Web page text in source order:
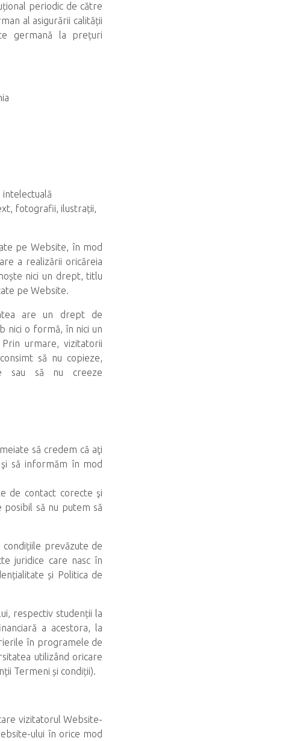
periodic de către
al asigurării calității
germană la prețuri
fotografii, ilustrații,
pe Website, în mod
a realizării oricăreia
nici un drept, titlu
pe Website.
are un drept de
nici o formă, în nici un
urmare, vizitatorii
să nu copieze,
sau să nu creeze
să credem că aţi
să informăm în mod
de contact corecte şi
să nu putem să
prevăzute de
juridice care nasc în
și Politica de
respectiv studenții la
a acestora, la
în programele de
utilizând oricare
Termeni și condiții).
vizitatorul Website-
ului în orice mod